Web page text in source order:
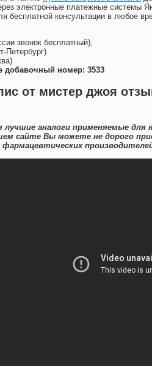
электронные платежные системы
бесплатной консультации в любое
звонок бесплатный),
Петербург)
добавочный номер: 3533
от мистер джоя
лучшие аналоги применяемые для
сайте Вы можете не дорого